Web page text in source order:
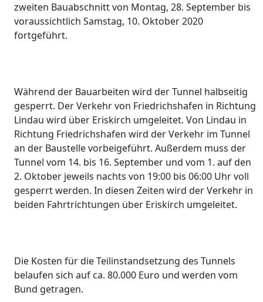
zweiten Bauabschnitt von Montag, 28. September bis
voraussichtlich Samstag, 10. Oktober 2020
fortgeführt.
Während der Bauarbeiten wird der Tunnel halbseitig
gesperrt. Der Verkehr von Friedrichshafen in Richtung
Lindau wird über Eriskirch umgeleitet. Von Lindau in
Richtung Friedrichshafen wird der Verkehr im Tunnel
an der Baustelle vorbeigeführt. Außerdem muss der
Tunnel vom 14. bis 16. September und vom 1. auf den
2. Oktober jeweils nachts von 19:00 bis 06:00 Uhr voll
gesperrt werden. In diesen Zeiten wird der Verkehr in
beiden Fahrtrichtungen über Eriskirch umgeleitet.
Die Kosten für die Teilinstandsetzung des Tunnels
belaufen sich auf ca. 80.000 Euro und werden vom
Bund getragen.